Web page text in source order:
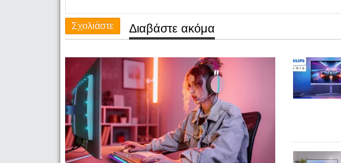
Σχολιάστε Διαβάστε ακόμα